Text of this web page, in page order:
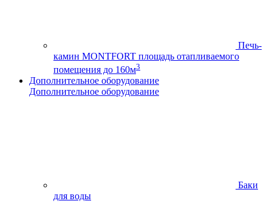
Печь-
камин MONTFORT площадь отапливаемого
помещения до 160м3
Дополнительное оборудование
Дополнительное оборудование
Баки
для воды